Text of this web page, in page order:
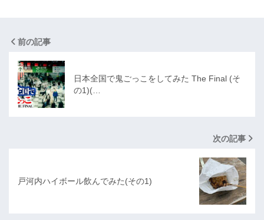
前の記事
日本全国で鬼ごっこをしてみた The Final (そ
の1)(…
次の記事
戸河内ハイボール飲んでみた(その1)